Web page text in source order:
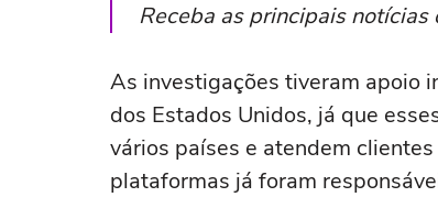
Receba as principais
As investigações tiveram apoio
dos Estados Unidos, já que
vários países e atendem
plataformas já foram